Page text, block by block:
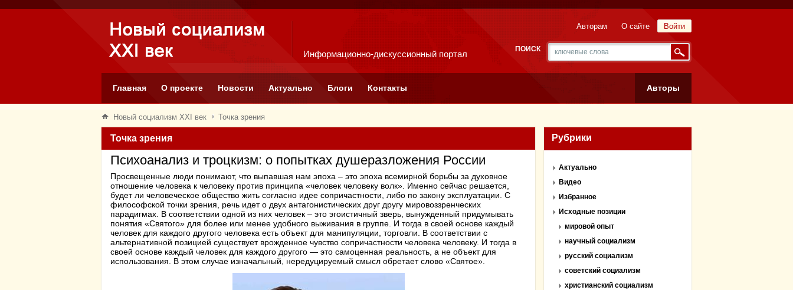
Информационно-дискуссионный портал
Войти
Авторам О сайте
ПОИСК
Главная О проекте Новости Актуально Блоги Контакты Авторы
Новый социализм XXI век Точка зрения
Точка зрения
Психоанализ и троцкизм: о попытках душеразложения России
Просвещенные люди понимают, что выпавшая нам эпоха – это эпоха всемирной борьбы за духовное
отношение человека к человеку против принципа «человек человеку волк». Именно сейчас решается,
будет ли человеческое общество жить согласно идее сопричастности, либо по закону эксплуатации. С
философской точки зрения, речь идет о двух антагонистических друг другу мировоззренческих
парадигмах. В соответствии одной из них человек – это эгоистичный зверь, вынужденный придумывать
понятия «Святого» для более или менее удобного выживания в группе. И тогда в своей основе каждый
человек для каждого другого человека есть объект для манипуляции, торговли. В соответствии с
альтернативной позицией существует врожденное чувство сопричастности человека человеку. И тогда в
своей основе каждый человек для каждого другого — это самоценная реальность, а не объект для
использования. В этом случае изначальный, нередуцируемый смысл обретает слово «Святое».
Рубрики
Актуально
Видео
Избранное
Исходные позиции
мировой опыт
научный социализм
русский социализм
советский социализм
христианский социализм